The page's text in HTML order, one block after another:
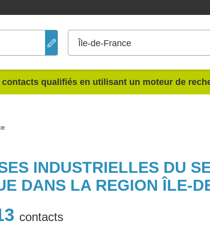
Île-de-France
contacts qualifiés en utilisant un moteur de
INDUSTRIELLES DU
DANS LA REGION ÎLE-
contacts